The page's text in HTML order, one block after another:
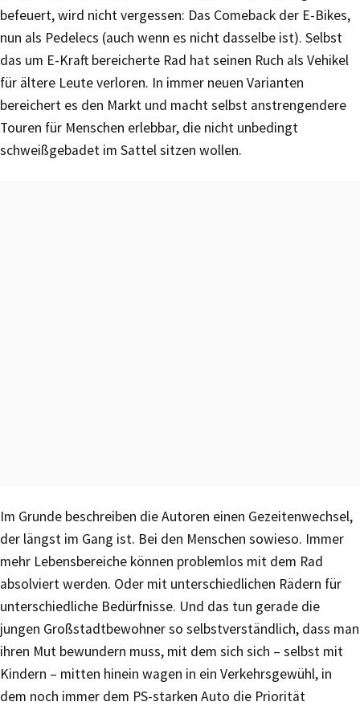
befeuert, wird nicht vergessen: Das Comeback der E-Bikes,
nun als Pedelecs (auch wenn es nicht dasselbe ist). Selbst
das um E-Kraft bereicherte Rad hat seinen Ruch als Vehikel
für ältere Leute verloren. In immer neuen Varianten
bereichert es den Markt und macht selbst anstrengendere
Touren für Menschen erlebbar, die nicht unbedingt
schweißgebadet im Sattel sitzen wollen.
Im Grunde beschreiben die Autoren einen Gezeitenwechsel,
der längst im Gang ist. Bei den Menschen sowieso. Immer
mehr Lebensbereiche können problemlos mit dem Rad
absolviert werden. Oder mit unterschiedlichen Rädern für
unterschiedliche Bedürfnisse. Und das tun gerade die
jungen Großstadtbewohner so selbstverständlich, dass man
ihren Mut bewundern muss, mit dem sich sich – selbst mit
Kindern – mitten hinein wagen in ein Verkehrsgewühl, in
dem noch immer dem PS-starken Auto die Priorität